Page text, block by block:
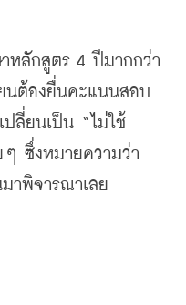
หลักสูตร 4 ปีมากกว่า
นต้องยื่นคะแนนสอบ
ปลี่ยนเป็น “ ไม่ใช้
ๆ ซึ่งหมายความว่า
าพิจารณาเลย